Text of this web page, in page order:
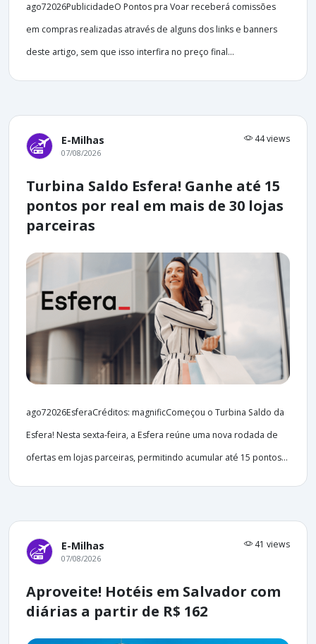
ago72026PublicidadeO Pontos pra Voar receberá comissões
em compras realizadas através de alguns dos links e banners
deste artigo, sem que isso interfira no preço final...
E-Milhas 44 views
07/08/2026
Turbina Saldo Esfera! Ganhe até 15
pontos por real em mais de 30 lojas
parceiras
ago72026EsferaCréditos: magnificComeçou o Turbina Saldo da
Esfera! Nesta sexta-feira, a Esfera reúne uma nova rodada de
ofertas em lojas parceiras, permitindo acumular até 15 pontos...
E-Milhas 41 views
07/08/2026
Aproveite! Hotéis em Salvador com
diárias a partir de R$ 162